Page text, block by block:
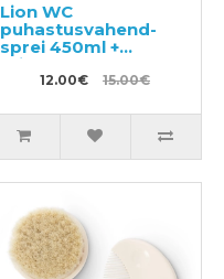
Lion WC
puhastusvahend-
sprei 450ml +
täitepakend 350ml
12.00€ 15.00€